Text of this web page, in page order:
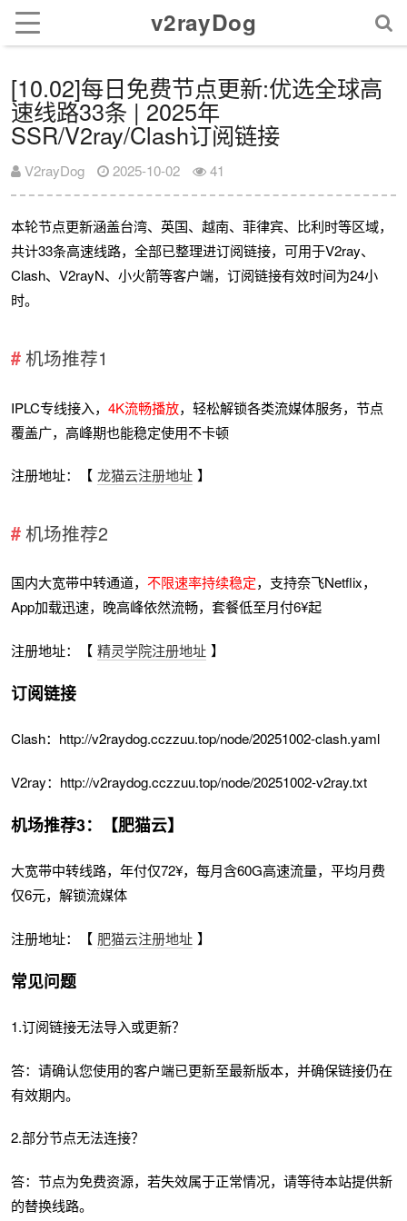
v2rayDog
[10.02]每日免费节点更新:优选全球高
速线路33条 | 2025年
SSR/V2ray/Clash订阅链接
V2rayDog 2025-10-02 41
本轮节点更新涵盖台湾、英国、越南、菲律宾、比利时等区域，
共计33条高速线路，全部已整理进订阅链接，可用于V2ray、
Clash、V2rayN、小火箭等客户端，订阅链接有效时间为24小
时。
机场推荐1
IPLC专线接入，4K流畅播放，轻松解锁各类流媒体服务，节点
覆盖广，高峰期也能稳定使用不卡顿
注册地址：【 龙猫云注册地址 】
机场推荐2
国内大宽带中转通道，不限速率持续稳定，支持奈飞Netflix，
App加载迅速，晚高峰依然流畅，套餐低至月付6¥起
注册地址：【 精灵学院注册地址 】
订阅链接
Clash：http://v2raydog.cczzuu.top/node/20251002-clash.yaml
V2ray：http://v2raydog.cczzuu.top/node/20251002-v2ray.txt
机场推荐3：【肥猫云】
大宽带中转线路，年付仅72¥，每月含60G高速流量，平均月费
仅6元，解锁流媒体
注册地址：【 肥猫云注册地址 】
常见问题
1.订阅链接无法导入或更新？
答：请确认您使用的客户端已更新至最新版本，并确保链接仍在
有效期内。
2.部分节点无法连接？
答：节点为免费资源，若失效属于正常情况，请等待本站提供新
的替换线路。